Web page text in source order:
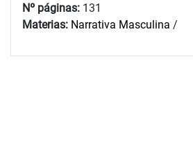
Nº páginas: 131
Materias: Narrativa Masculina /